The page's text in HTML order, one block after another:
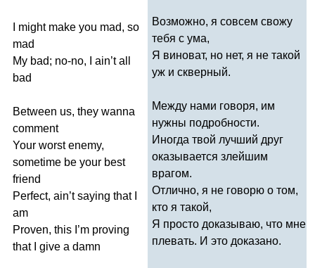
might make you mad, so
mad
My bad; no-no, ain’t all
bad
Between us, they wanna
comment
Your worst enemy,
sometime be your best
friend
Perfect, ain’t saying that
am
Proven, this ’m proving
that
give a damn
Возможно, я совсем свожу
тебя с ума,
Я виноват, но нет, я не такой
уж и скверный.
Между нами говоря, им
нужны подробности.
Иногда твой лучший друг
оказывается злейшим
врагом.
Отлично, я не говорю о том,
кто я такой,
Я просто доказываю, что мне
плевать. И это доказано.